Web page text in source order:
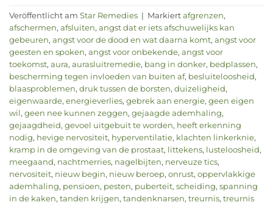
Veröffentlicht am Star Remedies | Markiert afgrenzen,
afschermen, afsluiten, angst dat er iets afschuwelijks kan
gebeuren, angst voor de dood en wat daarna komt, angst voor
geesten en spoken, angst voor onbekende, angst voor
toekomst, aura, aurasluitremedie, bang in donker, bedplassen,
bescherming tegen invloeden van buiten af, besluiteloosheid,
blaasproblemen, druk tussen de borsten, duizeligheid,
eigenwaarde, energieverlies, gebrek aan energie, geen eigen
wil , geen nee kunnen zeggen, gejaagde ademhaling,
gejaagdheid, gevoel uitgebuit te worden, heeft erkenning
nodig, hevige nervositeit, hyperventilatie, klachten linkerknie,
kramp in de omgeving van de prostaat, littekens, lusteloosheid,
meegaand, nachtmerries, nagelbijten, nerveuze tics,
nervositeit, nieuw begin, nieuw beroep, onrust, oppervlakkige
ademhaling, pensioen, pesten, puberteit, scheiding, spanning
in de kaken, tanden krijgen, tandenknarsen, treurnis, treurnis